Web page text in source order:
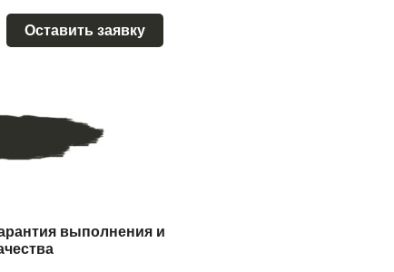
Оставить заявку
выполнения и